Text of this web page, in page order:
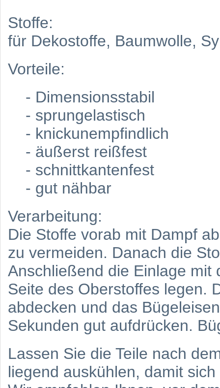
Stoffe:
für Dekostoffe, Baumwolle,
Vorteile:
- Dimensionsstabil
- sprungelastisch
- knickunempfindlich
- äußerst reißfest
- schnittkantenfest
- gut nähbar
Verarbeitung:
Die Stoffe vorab mit Dampf
zu vermeiden. Danach die
Anschließend die Einlage mit
Seite des Oberstoffes legen.
abdecken und das
Sekunden gut aufdrücken.
Lassen Sie die Teile nach
liegend auskühlen, damit